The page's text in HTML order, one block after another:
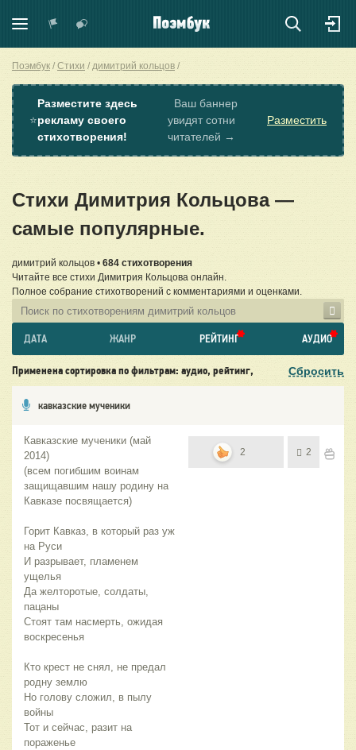
Поэмбук Стихи димитрий кольцов
⭐
Разместите здесь
рекламу своего
стихотворения!
Ваш баннер
увидят сотни
читателей →
Разместить
Стихи Димитрия Кольцова —
самые популярные.
димитрий кольцов • 684 стихотворения
Читайте все стихи Димитрия Кольцова онлайн.
Полное собрание стихотворений с комментариями и оценками.
ДАТА ЖАНР РЕЙТИНГ АУДИО
Применена сортировка по фильтрам: аудио, рейтинг, Сбросить
кавказские мученики
Кавказские мученики (май
2014)
(всем погибшим воинам
защищавшим нашу родину на
Кавказе посвящается)
Горит Кавказ, в который раз уж
на Руси
И разрывает, пламенем
ущелья
Да желторотые, солдаты,
пацаны
Стоят там насмерть, ожидая
воскресенья
Кто крест не снял, не предал
родну землю
Но голову сложил, в пылу
войны
Тот и сейчас, разит на
пораженье
2 2